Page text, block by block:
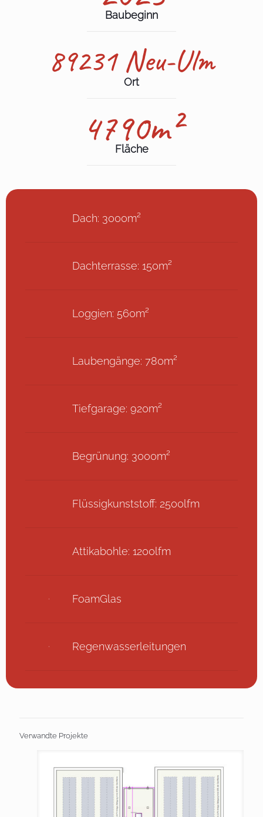
Baubeginn
89231 Neu-Ulm
Ort
4790m²
Fläche
Dach: 3000m²
Dachterrasse: 150m²
Loggien: 560m²
Laubengänge: 780m²
Tiefgarage: 920m²
Begrünung: 3000m²
Flüssigkunststoff: 2500lfm
Attikabohle: 1200lfm
FoamGlas
Regenwasserleitungen
Verwandte Projekte